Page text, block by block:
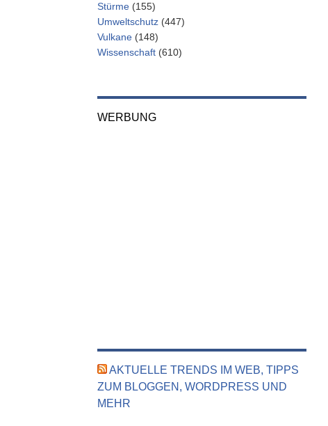
Stürme (155)
Umweltschutz (447)
Vulkane (148)
Wissenschaft (610)
WERBUNG
AKTUELLE TRENDS IM WEB, TIPPS
ZUM BLOGGEN, WORDPRESS UND
MEHR